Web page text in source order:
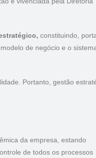
constituindo,
de negócio e o
Portanto, gestão
da empresa, estando
de todos os processos